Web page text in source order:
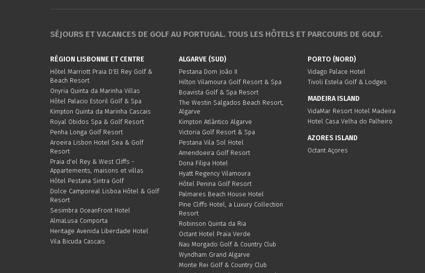
SÉJOURS ET VACANCES DE GOLF AU PORTUGAL. TOUS LES HÔTELS ET PARCOURS DE GOLF.
RÉGION LISBONNE ET CENTRE
Hôtel Marriott Praia D'El Rey Golf &
Beach Resort
Onyria Quinta da Marinha Villas
Hôtel Palacio Estoril Golf & Spa
Kimpton Quinta da Marinha Cascais
Royal Obidos Spa & Golf Resort
Penha Longa Golf Resort
Aroeira Lisbon Hotel Sea & Golf
Resort
Praia d'el Rey & West Cliffs -
Appartements, maisons et villas
Hôtel Pestana Sintra Golf
Dolce Camporeal Lisboa Hôtel & Golf
Resort
Sesimbra OceanFront Hotel
AlmaLusa Comporta
Heritage Avenida Liberdade Hotel
Vila Bicuda Cascais
ALGARVE (SUD)
Pestana Dom João II
Hilton Vilamoura Golf Resort & Spa
Boavista Golf & Spa Resort
The Westin Salgados Beach Resort,
Algarve
Kimpton Atlântico Algarve
Victoria Golf Resort & Spa
Pestana Vila Sol Hotel
Amendoeira Golf Resort
Dona Filipa Hotel
Hyatt Regency Vilamoura
Hôtel Penina Golf Resort
Palmares Beach House Hotel
Pine Cliffs Hotel, a Luxury Collection
Resort
Robinson Quinta da Ria
Octant Hotel Praia Verde
Nau Morgado Golf & Country Club
Wyndham Grand Algarve
Monte Rei Golf & Country Club
PORTO (NORD)
Vidago Palace Hotel
Tivoli Estela Golf & Lodges
MADEIRA ISLAND
VidaMar Resort Hotel Madeira
Hotel Casa Velha do Palheiro
AZORES ISLAND
Octant Açores